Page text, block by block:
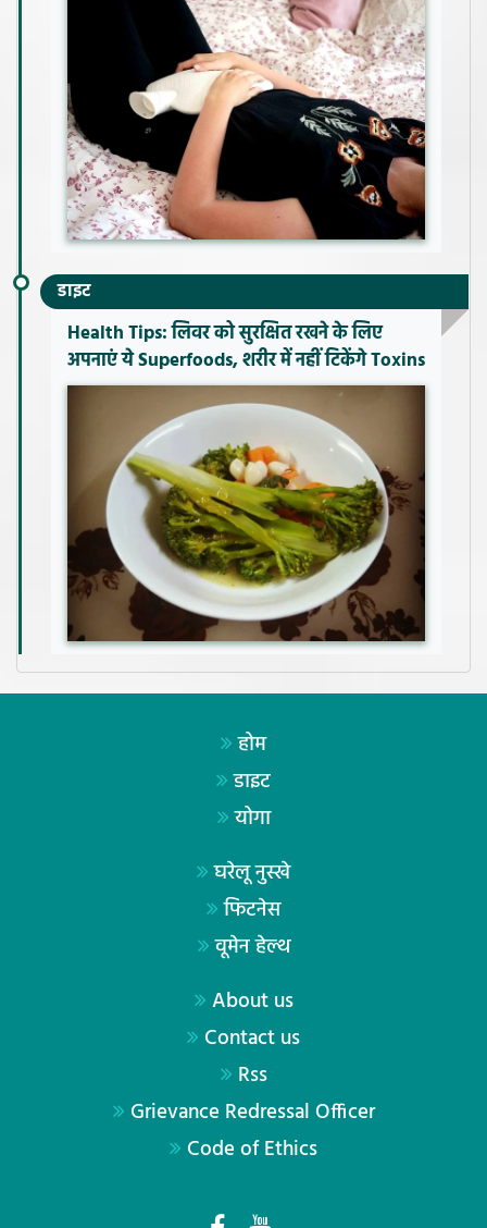
डाइट
Health Tips: लिवर को सुरक्षित रखने के लिए
अपनाएं ये Superfoods, शरीर में नहीं टिकेंगे Toxins
होम
डाइट
योगा
घरेलू नुस्खे
फिटनेस
वूमेन हेल्थ
About us
Contact us
Rss
Grievance Redressal Officer
Code of Ethics